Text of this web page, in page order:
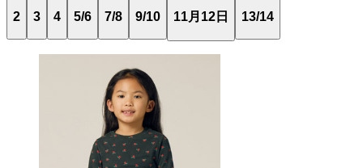
2 3 4 5/6 7/8 9/10 11月12日 13/14